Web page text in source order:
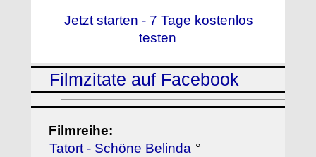
Jetzt starten - 7 Tage kostenlos
testen
Filmzitate auf Facebook
Filmreihe:
Tatort - Schöne Belinda °